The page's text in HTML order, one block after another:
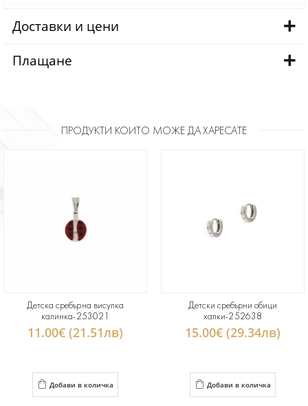
Доставки и цени
Плащане
ПРОДУКТИ КОИТО МОЖЕ ДА ХАРЕСАТЕ
Детска сребърна висулка
калинка-253021
11.00€ (21.51лв)
Добави в количка
Детски сребърни обици
халки-252638
15.00€ (29.34лв)
Добави в количка